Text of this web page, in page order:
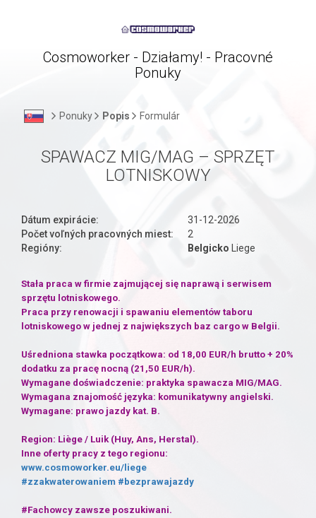
Cosmoworker - Działamy! - Pracovné
Ponuky
Ponuky Popis Formulár
SPAWACZ MIG/MAG – SPRZĘT
LOTNISKOWY
Dátum expirácie:
31-12-2026
Počet voľných pracovných miest:
2
Regióny:
Belgicko Liege
Stała praca w firmie zajmującej się naprawą i serwisem
sprzętu lotniskowego.
Praca przy renowacji i spawaniu elementów taboru
lotniskowego w jednej z największych baz cargo w Belgii.
Uśredniona stawka początkowa: od 18,00 EUR/h brutto + 20%
dodatku za pracę nocną (21,50 EUR/h).
Wymagane doświadczenie: praktyka spawacza MIG/MAG.
Wymagana znajomość języka: komunikatywny angielski.
Wymagane: prawo jazdy kat. B.
Region: Liège / Luik (Huy, Ans, Herstal).
Inne oferty pracy z tego regionu:
www.cosmoworker.eu/liege
#zzakwaterowaniem #bezprawajazdy
#Fachowcy zawsze poszukiwani.